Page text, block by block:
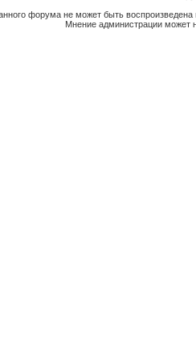
форума не может быть
Мнение администрации может